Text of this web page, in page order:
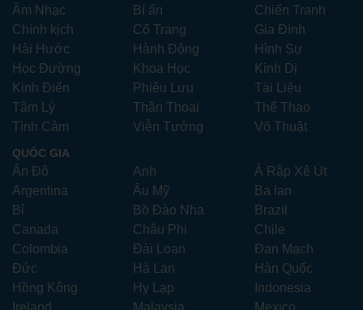
Âm Nhạc Bí ẩn
Chiến Tranh
Chính kịch
Cổ Trang
Gia Đình
Hài Hước
Hành Động
Hình Sự
Học Đường
Khoa Học
Kinh Dị
Kinh Điển
Phiêu Lưu
Tài Liệu
Tâm Lý
Thần Thoại
Thể Thao
Tình Cảm
Viễn Tưởng Võ Thuật
QUỐC GIA
Ấn Độ Anh
Ả Rập Xê Út
Argentina
Âu Mỹ
Ba lan
Bỉ
Bồ Đào Nha
Brazil
Canada
Châu Phi
Chile
Colombia
Đài Loan
Đan Mạch
Đức
Hà Lan
Hàn Quốc
Hồng Kông
Hy Lạp
Indonesia
Ireland
Malaysia Mexico